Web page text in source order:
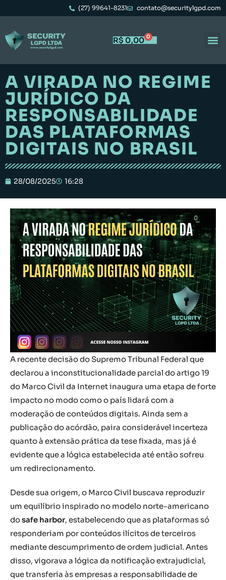
(27) 99641-8231 contato@securitylgpd.com
R$ 0,00 0
A VIRADA NO REGIME
JURÍDICO DA
RESPONSABILIDADE
DAS PLATAFORMAS
DIGITAIS NO BRASIL
28/08/2025 16:28
A recente decisão do Supremo Tribunal Federal que
declarou a inconstitucionalidade parcial do artigo 19
do Marco Civil da Internet inaugura uma etapa de forte
impacto no modo como o país lidará com a
moderação de conteúdos digitais. Ainda sem a
publicação do acórdão, paira considerável incerteza
quanto à extensão prática da tese fixada, mas já é
evidente que a lógica estabelecida até então sofreu
um redirecionamento.
Desde sua origem, o Marco Civil buscava reproduzir
um equilíbrio inspirado no modelo norte-americano
dosafe harbor, estabelecendo que as plataformas só
responderiam por conteúdos ilícitos de terceiros
mediante descumprimento de ordem judicial. Antes
disso, vigorava a lógica da notificação extrajudicial,
que transferia às empresas a responsabilidade de